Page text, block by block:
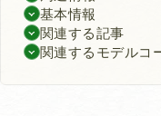
基本情報
関連する記事
関連するモデルコ